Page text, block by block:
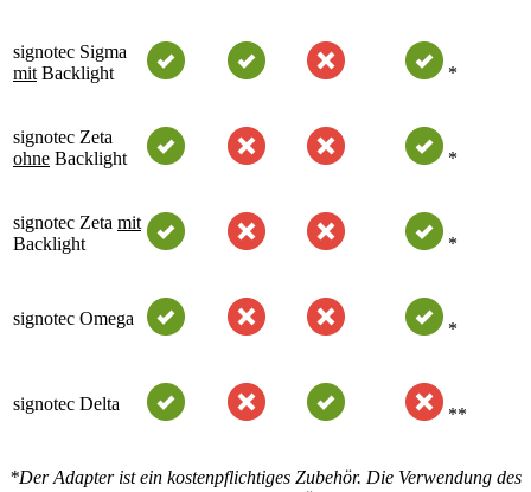
signotec Sigma
mit Backlight *
signotec Zeta
ohne Backlight *
signotec Zeta mit
Backlight
*
signotec Omega
*
signotec Delta
**
*Der Adapter ist ein kostenpflichtiges Zubehör. Die Verwendung des